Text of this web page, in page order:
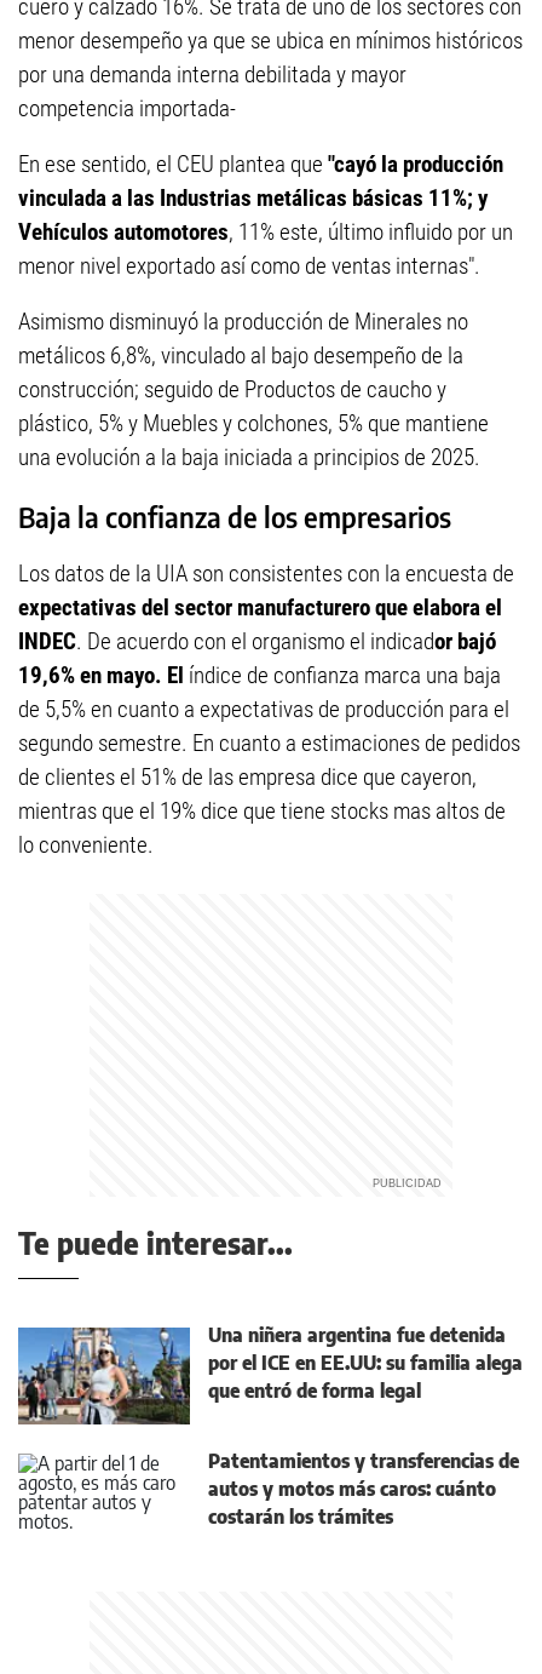
cuero y calzado 16%. Se trata de uno de los sectores con
menor desempeño ya que se ubica en mínimos históricos
por una demanda interna debilitada y mayor
competencia importada-
En ese sentido, el CEU plantea que "cayó la producción
vinculada a las Industrias metálicas básicas 11%; y
Vehículos automotores, 11% este, último influido por un
menor nivel exportado así como de ventas internas".
Asimismo disminuyó la producción de Minerales no
metálicos 6,8%, vinculado al bajo desempeño de la
construcción; seguido de Productos de caucho y
plástico, 5% y Muebles y colchones, 5% que mantiene
una evolución a la baja iniciada a principios de 2025.
Baja la confianza de los empresarios
Los datos de la UIA son consistentes con la encuesta de
expectativas del sector manufacturero que elabora el
INDEC. De acuerdo con el organismo el indicador bajó
19,6% en mayo. El índice de confianza marca una baja
de 5,5% en cuanto a expectativas de producción para el
segundo semestre. En cuanto a estimaciones de pedidos
de clientes el 51% de las empresa dice que cayeron,
mientras que el 19% dice que tiene stocks mas altos de
lo conveniente.
Te puede interesar...
Una niñera argentina fue detenida
por el ICE en EE.UU: su familia alega
que entró de forma legal
Patentamientos y transferencias de
autos y motos más caros: cuánto
costarán los trámites